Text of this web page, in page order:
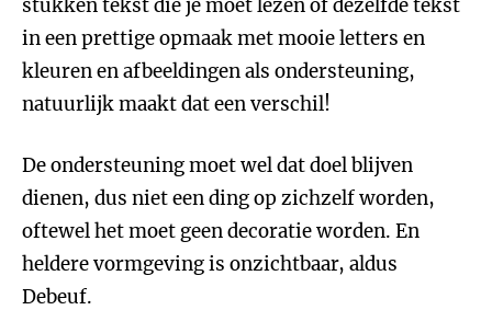
stukken tekst die je moet lezen óf dezelfde tekst
in een prettige opmaak met mooie letters en
kleuren en afbeeldingen als ondersteuning,
natuurlijk maakt dat een verschil!
De ondersteuning moet wel dat doel blijven
dienen, dus niet een ding op zichzelf worden,
oftewel het moet geen decoratie worden. En
heldere vormgeving is onzichtbaar, aldus
Debeuf.